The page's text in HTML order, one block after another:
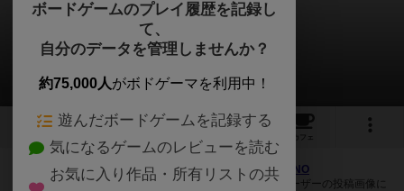
ウノ：ミニマリスタ
2件の画像
2 3
カフェ
ボドゲーマにログインすると、 「ウノ：ミニマリスタ（UNO
Minimalista）」の画像をアップロード出来たり、他のユーザーの投稿画像に
ボードゲームのプレイ履歴を記録し
て、
自分のデータを管理しませんか？
約75,000人がボドゲーマを利用中！
遊んだボードゲームを記録する
気になるゲームのレビューを読む
お気に入り作品・所有リストの共